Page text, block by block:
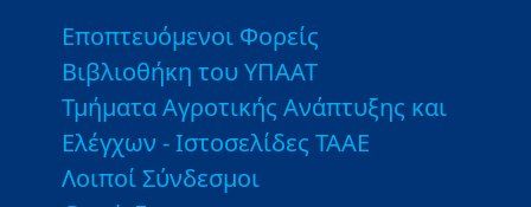
Εποπτευόμενοι Φορείς
Βιβλιοθήκη του ΥΠΑΑΤ
Τμήματα Αγροτικής Ανάπτυξης και
Ελέγχων - Ιστοσελίδες ΤΑΑΕ
Λοιποί Σύνδεσμοι